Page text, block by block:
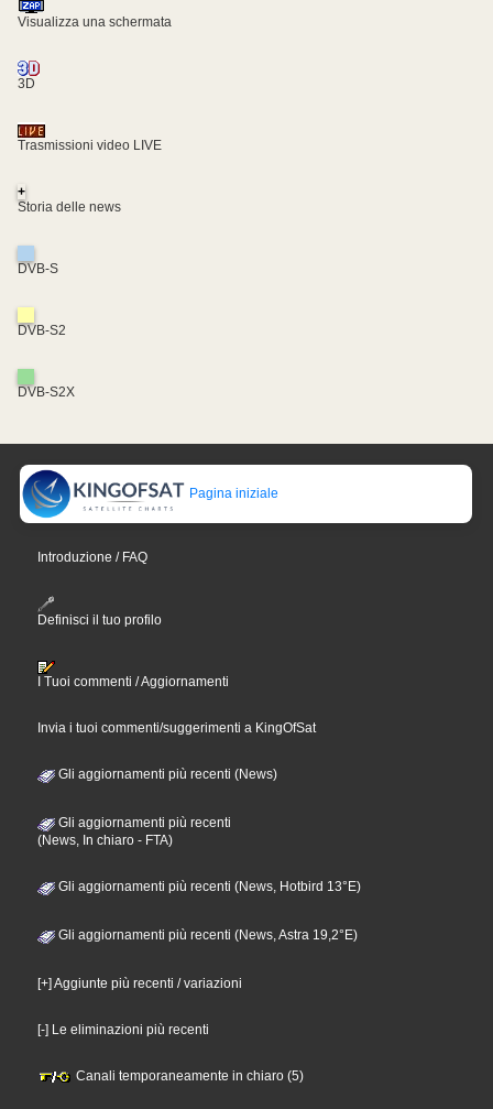
Visualizza una schermata
3D
Trasmissioni video LIVE
+
Storia delle news
DVB-S
DVB-S2
DVB-S2X
Pagina iniziale
Introduzione / FAQ
Definisci il tuo profilo
I Tuoi commenti / Aggiornamenti
Invia i tuoi commenti/suggerimenti a KingOfSat
Gli aggiornamenti più recenti (News)
Gli aggiornamenti più recenti
(News, In chiaro - FTA)
Gli aggiornamenti più recenti (News, Hotbird 13°E)
Gli aggiornamenti più recenti (News, Astra 19,2°E)
[+] Aggiunte più recenti / variazioni
[-] Le eliminazioni più recenti
Canali temporaneamente in chiaro (5)